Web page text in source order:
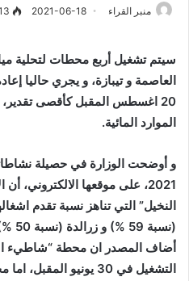
منبر القراء 2021-06-18
سيتم تشغيل أربع محطات لتحلية
العاصمة و تيبازة، و يجري حاليا
20 اغسطس المقبل كأقصى
الموارد المائية.
و أوضحت الوزارة في حصيلة
2021، على موقعها
أضاف المصدر ان محطة “شاطيء
التشغيل في 30 يونيو